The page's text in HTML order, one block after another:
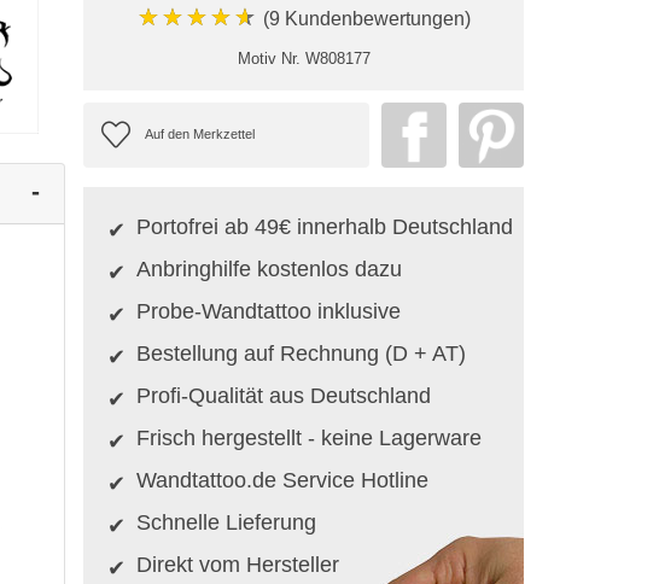
★★★★★ (9 Kundenbewertungen)
Motiv Nr. W808177
Portofrei ab 49€ innerhalb Deutschland
Anbringhilfe kostenlos dazu
Probe-Wandtattoo inklusive
Bestellung auf Rechnung (D + AT)
Profi-Qualität aus Deutschland
Frisch hergestellt - keine Lagerware
Wandtattoo.de Service Hotline
Schnelle Lieferung
Direkt vom Hersteller